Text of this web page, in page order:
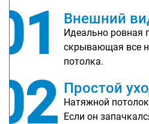
Внешний
Идеально ровная
скрывающая все
потолка.
Простой
Натяжной
Если он